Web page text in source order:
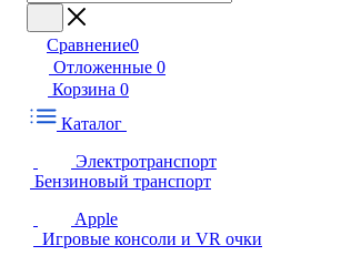
Сравнение0
Отложенные 0
Корзина 0
Каталог
Электротранспорт
Бензиновый транспорт
Apple
Игровые консоли и VR очки